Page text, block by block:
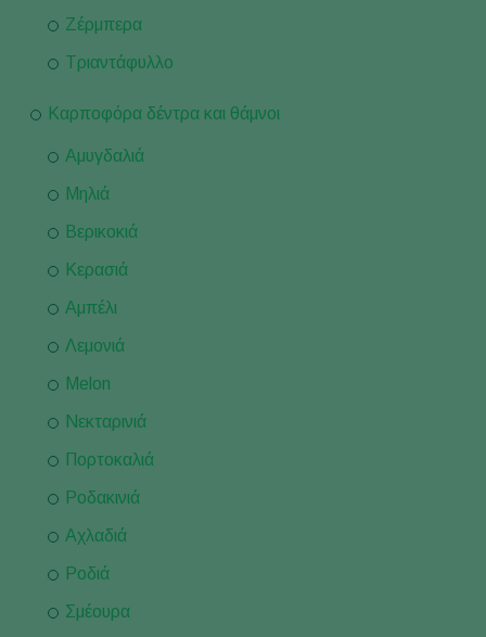
Ζέρμπερα
Τριαντάφυλλο
Καρποφόρα δέντρα και θάμνοι
Αμυγδαλιά
Μηλιά
Βερικοκιά
Κερασιά
Αμπέλι
Λεμονιά
Melon
Νεκταρινιά
Πορτοκαλιά
Ροδακινιά
Αχλαδιά
Ροδιά
Σμέουρα